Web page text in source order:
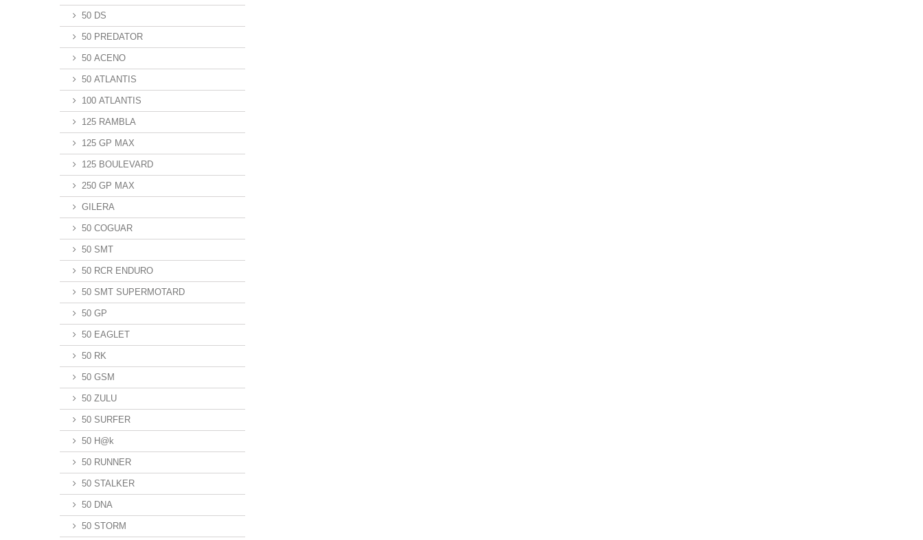
50 DS
50 PREDATOR
50 ACENO
50 ATLANTIS
100 ATLANTIS
125 RAMBLA
125 GP MAX
125 BOULEVARD
250 GP MAX
GILERA
50 COGUAR
50 SMT
50 RCR ENDURO
50 SMT SUPERMOTARD
50 GP
50 EAGLET
50 RK
50 GSM
50 ZULU
50 SURFER
50 H@k
50 RUNNER
50 STALKER
50 DNA
50 STORM